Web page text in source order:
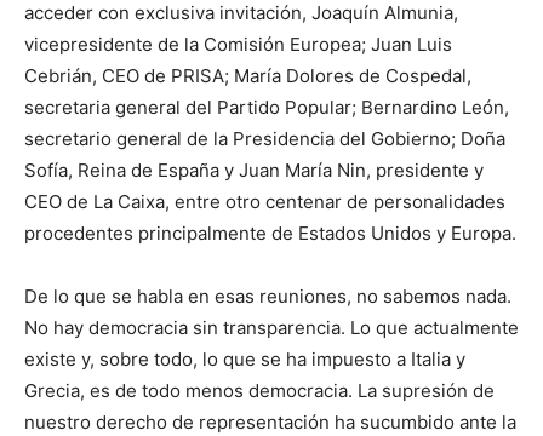
acceder con exclusiva invitación, Joaquín Almunia,
vicepresidente de la Comisión Europea; Juan Luis
Cebrián, CEO de PRISA; María Dolores de Cospedal,
secretaria general del Partido Popular; Bernardino León,
secretario general de la Presidencia del Gobierno; Doña
Sofía, Reina de España y Juan María Nin, presidente y
CEO de La Caixa, entre otro centenar de personalidades
procedentes principalmente de Estados Unidos y Europa.
De lo que se habla en esas reuniones, no sabemos nada.
No hay democracia sin transparencia. Lo que actualmente
existe y, sobre todo, lo que se ha impuesto a Italia y
Grecia, es de todo menos democracia. La supresión de
nuestro derecho de representación ha sucumbido ante la